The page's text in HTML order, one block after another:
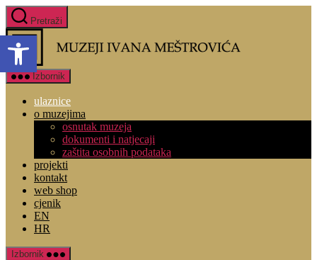
Pretraži
Izbornik
ulaznice
o muzejima
osnutak muzeja
dokumenti i natjecaji
zaštita osobnih podataka
projekti
kontakt
web shop
cjenik
EN
HR
Izbornik
Open toolbar